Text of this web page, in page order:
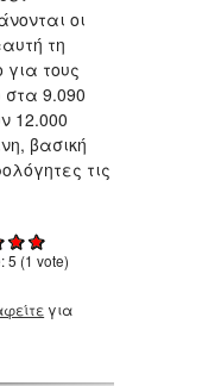
οι
τη
τους
9.090
12.000
βασική
τις
5 (1 vote)
για